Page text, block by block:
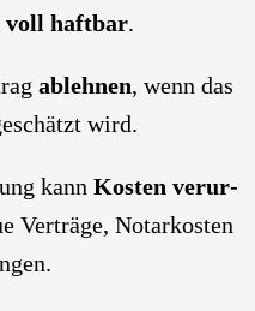
voll haft­bar.
ableh­nen, wenn das
wird.
kann Kos­ten ver­ur­
Ver­trä­ge, Notar­kos­ten